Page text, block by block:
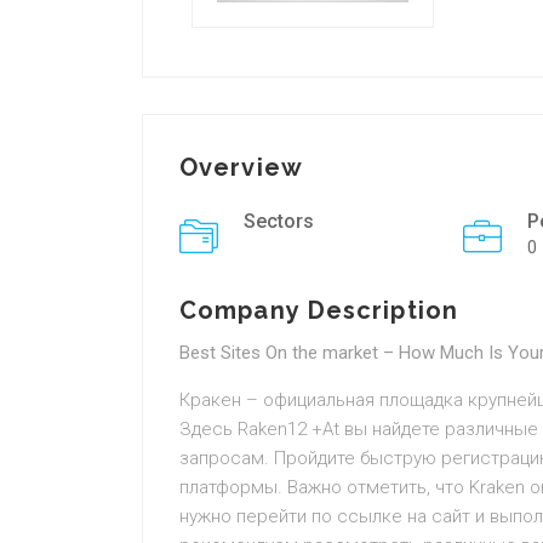
Overview
Sectors
0
Company Description
Best Sites On the market – How Much Is
Кракен – официальная площадка
Здесь Raken12 +At вы найдете
запросам. Пройдите быструю
платформы. Важно отметить, что Kraken
нужно перейти по ссылке на сайт и